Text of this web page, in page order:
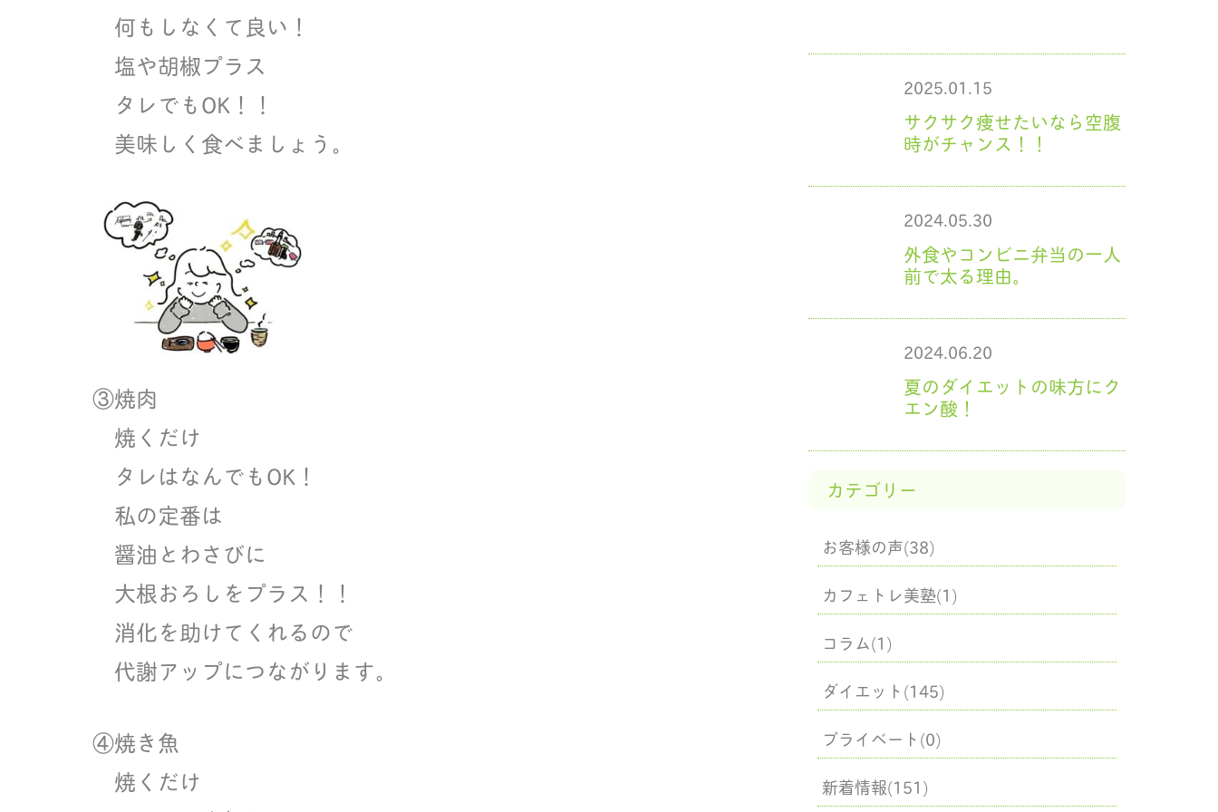
2025.01.15
サクサク痩せたいなら空腹
時がチャンス！！
2024.05.30
外食やコンビニ弁当の一人
前で太る理由。
2024.06.20
夏のダイエットの味方にク
エン酸！
カテゴリー
お客様の声(38)
カフェトレ美塾(1)
コラム(1)
ダイエット(145)
プライベート(0)
新着情報(151)
何もしなくて良い！
塩や胡椒プラス
タレでもOK！！
美味しく食べましょう。
③焼肉
焼くだけ
タレはなんでもOK！
私の定番は
醤油とわさびに
大根おろしをプラス！！
消化を助けてくれるので
代謝アップにつながります。
④焼き魚
焼くだけ